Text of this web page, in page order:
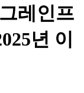
레인프
년 이